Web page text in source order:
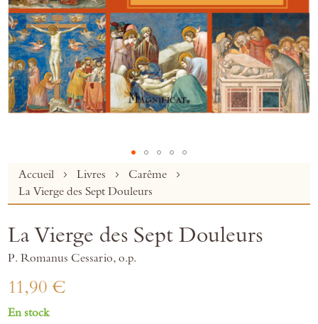
Accueil Livres
Carême
La Vierge des Sept Douleurs
Skip
the
of
images
gallery
La Vierge des Sept Douleurs
P. Romanus Cessario, o.p.
11,90 €
En stock